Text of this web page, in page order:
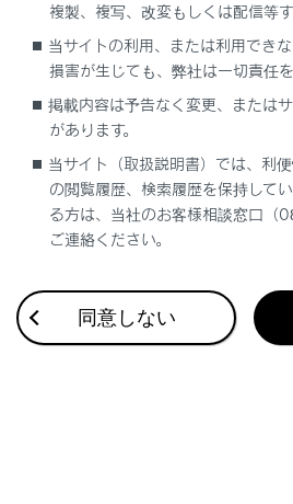
合わせて見られているページ
タイヤについて
ウォッシャー液の補充
エアコンフィルターの交換
はい
複製、複写、改変もしくは配信等
当サイトの利用、または利用でき
損害が生じても、弊社は一切責任を
掲載内容は予告なく変更、または
があります。
当サイト（取扱説明書）では、利
の閲覧履歴、検索履歴を保持して
る方は、当社のお客様相談窓口
ご連絡ください。
同意しない